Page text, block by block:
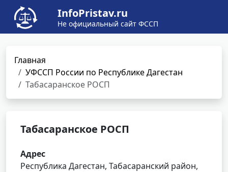
InfoPristav.ru
Не официальный сайт ФССП
Главная
УФССП России по Республике Дагестан
Табасаранское РОСП
Табасаранское РОСП
Адрес
Республика Дагестан, Табасаранский район,